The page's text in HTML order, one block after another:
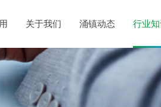
关于我们 涌镇动态 行业